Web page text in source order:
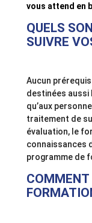
vous attend en
QUELS
SUIVRE
Aucun
destinées aussi
qu’aux
traitement de
évaluation, le
connaissances
programme de
COMMENT